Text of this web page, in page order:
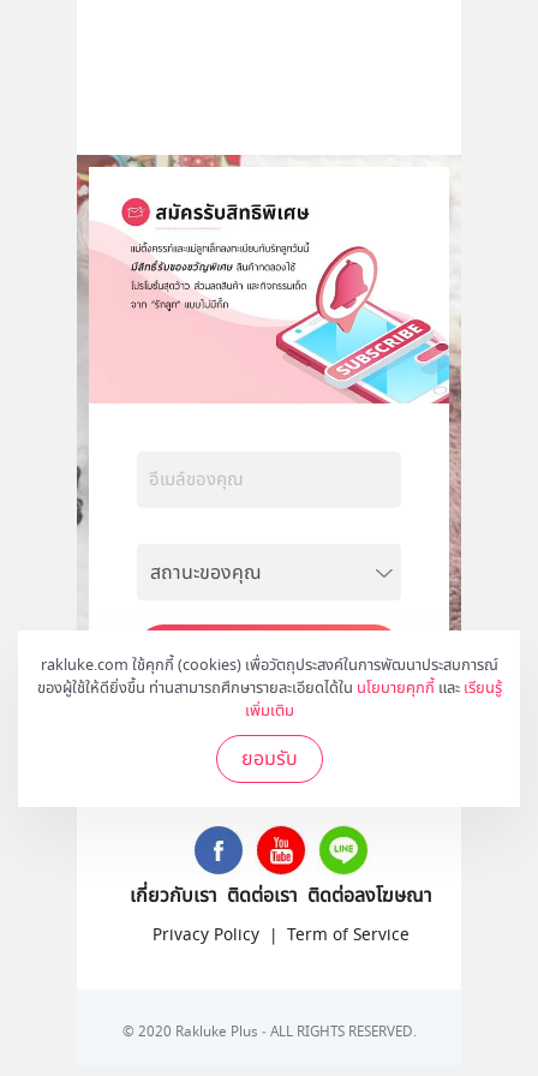
rakluke.com ใช้คุกกี้ (cookies) เพื่อวัตถุประสงค์ในการพัฒนาประสบการณ์
ของผู้ใช้ให้ดียิ่งขึ้น ท่านสามารถศึกษารายละเอียดได้ใน นโยบายคุกกี้ และ เรียนรู้
เพิ่มเติม
ยอมรับ
สมัคร
ติดตามเราได้ที่
เกี่ยวกับเรา ติดต่อเรา ติดต่อลงโฆษณา
Privacy Policy | Term of Service
© 2020 Rakluke Plus - ALL RIGHTS RESERVED.